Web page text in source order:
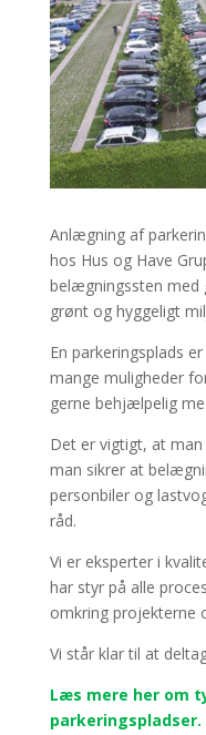
Anlægning af
hos Hus og Have
belægningssten
grønt og hyggeligt
En parkeringsplads
mange muligheder
gerne behjælpelig
Det er vigtigt, at
man sikrer at
personbiler og
råd.
Vi er eksperter i
har styr på alle
omkring projekterne
Vi står klar til at
Læs mere her om
parkeringspladser.